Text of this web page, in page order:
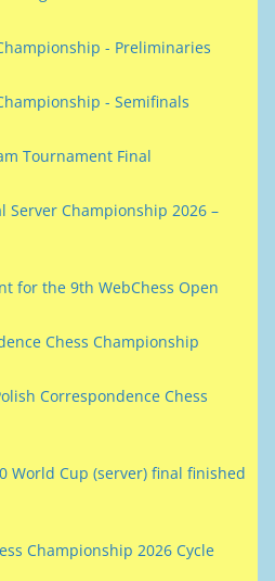
- Preliminaries
- Semifinals
Tournament Final
Server Championship 2026 –
for the 9th WebChess Open
Chess Championship
Correspondence Chess
World Cup (server) final finished
Championship 2026 Cycle